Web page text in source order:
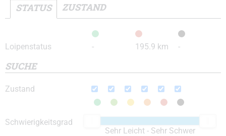
STATUS ZUSTAND
Loipenstatus - 195.9 km -
SUCHE
Zustand
Schwierigkeitsgrad
Sehr Leicht - Sehr Schwer